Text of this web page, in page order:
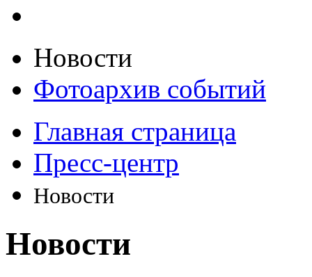
Новости
Фотоархив событий
Главная страница
Пресс-центр
Новости
Новости